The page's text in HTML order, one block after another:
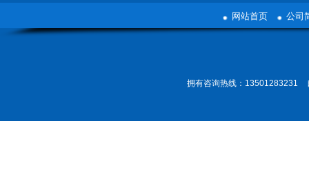
网站首页 公司
拥有咨询热线：13501283231